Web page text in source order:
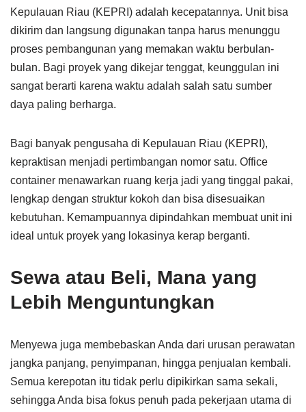
Kepulauan Riau (KEPRI) adalah kecepatannya. Unit bisa
dikirim dan langsung digunakan tanpa harus menunggu
proses pembangunan yang memakan waktu berbulan-
bulan. Bagi proyek yang dikejar tenggat, keunggulan ini
sangat berarti karena waktu adalah salah satu sumber
daya paling berharga.
Bagi banyak pengusaha di Kepulauan Riau (KEPRI),
kepraktisan menjadi pertimbangan nomor satu. Office
container menawarkan ruang kerja jadi yang tinggal pakai,
lengkap dengan struktur kokoh dan bisa disesuaikan
kebutuhan. Kemampuannya dipindahkan membuat unit ini
ideal untuk proyek yang lokasinya kerap berganti.
Sewa atau Beli, Mana yang
Lebih Menguntungkan
Menyewa juga membebaskan Anda dari urusan perawatan
jangka panjang, penyimpanan, hingga penjualan kembali.
Semua kerepotan itu tidak perlu dipikirkan sama sekali,
sehingga Anda bisa fokus penuh pada pekerjaan utama di